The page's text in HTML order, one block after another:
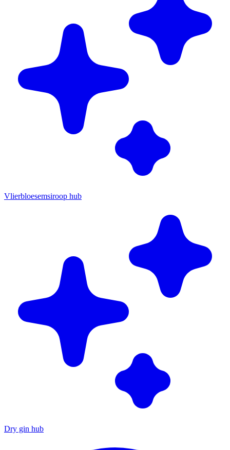
Vlierbloesemsiroop hub
Dry gin hub